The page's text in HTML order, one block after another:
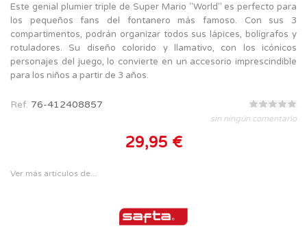
Este genial plumier triple de Super Mario "World" es perfecto para
los pequeños fans del fontanero más famoso. Con sus 3
compartimentos, podrán organizar todos sus lápices, bolígrafos y
rotuladores. Su diseño colorido y llamativo, con los icónicos
personajes del juego, lo convierte en un accesorio imprescindible
para los niños a partir de 3 años.
Ref. 76-412408857
sin ningún comentario
29,95 €
Ver más artículos de...